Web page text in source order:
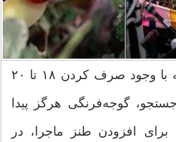
روبیو ابراز تاسف کرد که با وجود صرف کردن ۱۸ تا ۲۰
گوجه‌فرنگی هرگز پیدا
افزودن طنز ماجرا، در